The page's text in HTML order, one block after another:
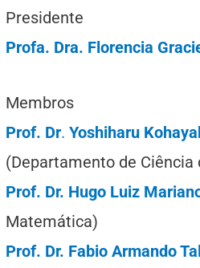
Presidente
Profa. Dra. Florencia
Membros
Prof. Dr.Yoshiharu
(Departamento de Ciência
Prof. Dr. Hugo Luiz
Matemática)
Prof. Dr. Fabio Armando Tal